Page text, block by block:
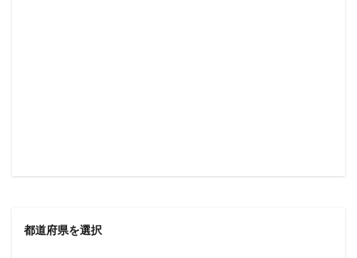
都道府県を選択